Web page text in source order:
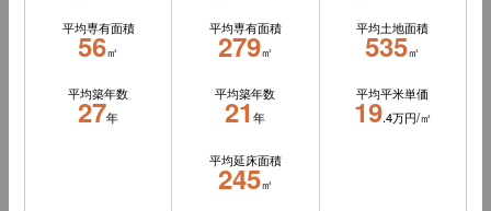
平均専有面積
56㎡
平均築年数
27年
平均専有面積
279㎡
平均築年数
21年
平均延床面積
245㎡
平均土地面積
535㎡
平均平米単価
19.4万円/㎡